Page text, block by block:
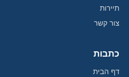
תיירות
צור קשר
כתבות
דף הבית